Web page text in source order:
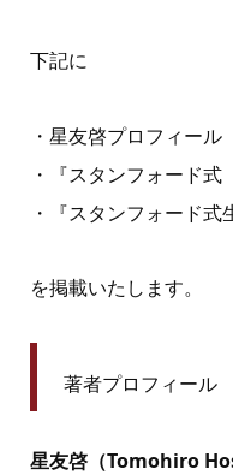
下記に
・星友啓プロフィール
・『スタンフォード
・『スタンフォード式
を掲載いたします。
著者プロフィール
星友啓（Tomohiro